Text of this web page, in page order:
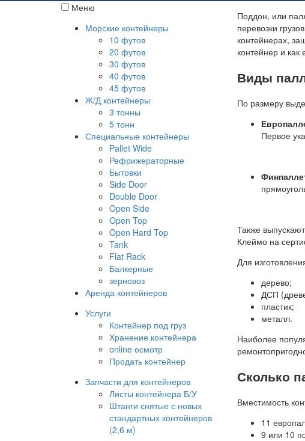
Меню
Морские контейнеры
10 футов
20 футов
30 футов
40 футов
45 футов
Ж/Д контейнеры
3 тонны
5 тонн
Специальные контейнеры
Pallet Wide
Рефрижераторные
Бытовки
Side Door
Double Door
Open Side
Open Top
Open Hard Top
Tank
Flat Rack
Балкерные
зерновоз
Аренда контейнеров
Услуги
Контейнер под груз
Хранение контейнера
online осмотр
Продать контейнер
Запчасти для контейнеров
Листы контейнера Б/У
Штанги снятые с новых
стандартных контейнеров
(2,6 м)
Поддон, или
перевозки
контейнерах,
контейнер и
Виды
По размеру
Первое
Также
Клеймо на
Для
дерево;
ДСП
пластик;
металл.
Наиболее
Сколько
Вместимость
11
9 или 10